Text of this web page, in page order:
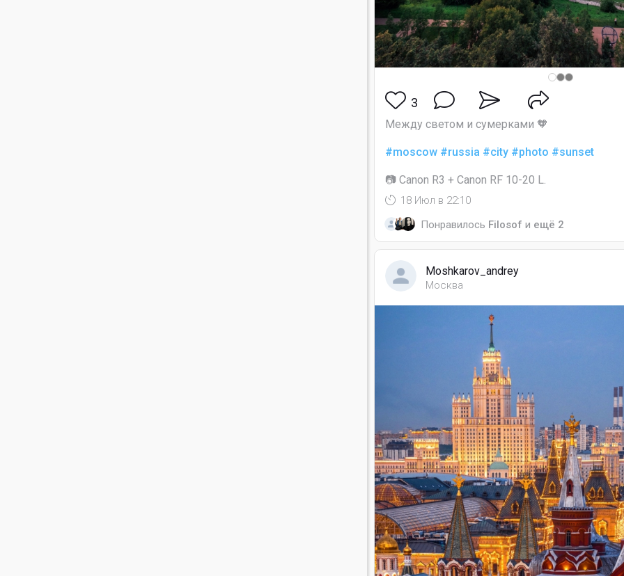
3
Между светом и сумерками 🧡
#moscow #russia #city #photo #sunset
📷 Canon R3 + Canon RF 10-20 L.
18 Июл в 22:10
Понравилось Filosof и ещё 2
Moshkarov_andrey
Москва